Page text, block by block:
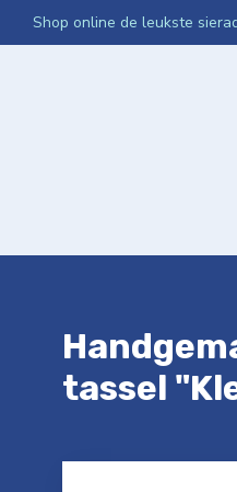
Shop online de leukste
tassel